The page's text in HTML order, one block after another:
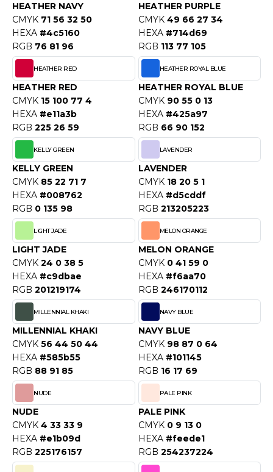
DUICK
LEWIS
ATHLETIC®
ATHLETIC® COLLECTION
ETIQUETTE
CLOTHING
DENIM
HEATHER NAVY
CMYK 71 56 32 50
HEXA #4c5160
RGB 76 81 96
HEATHER PURPLE
CMYK 49 66 27 34
HEXA #714d69
RGB 113 77 105
HEATHER RED
HEATHER RED
CMYK 15 100 77 4
HEXA #e11a3b
RGB 225 26 59
HEATHER ROYAL BLUE
HEATHER ROYAL BLUE
CMYK 90 55 0 13
HEXA #425a97
RGB 66 90 152
KELLY GREEN
KELLY GREEN
CMYK 85 22 71 7
HEXA #008762
RGB 0 135 98
LAVENDER
LAVENDER
CMYK 18 20 5 1
HEXA #d5cddf
RGB 213205223
LIGHT JADE
LIGHT JADE
CMYK 24 0 38 5
HEXA #c9dbae
RGB 201219174
MELON ORANGE
MELON ORANGE
CMYK 0 41 59 0
HEXA #f6aa70
RGB 246170112
MILLENNIAL KHAKI
MILLENNIAL KHAKI
CMYK 56 44 50 44
HEXA #585b55
RGB 88 91 85
NAVY BLUE
NAVY BLUE
CMYK 98 87 0 64
HEXA #101145
RGB 16 17 69
NUDE
NUDE
CMYK 4 33 33 9
HEXA #e1b09d
RGB 225176157
PALE PINK
PALE PINK
CMYK 0 9 13 0
HEXA #feede1
RGB 254237224